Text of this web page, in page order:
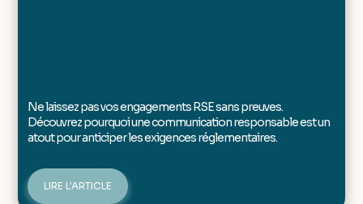
Ne laissez pas vos engagements RSE sans preuves.
Découvrez pourquoi une communication responsable est un
atout pour anticiper les exigences réglementaires.
LIRE L'ARTICLE